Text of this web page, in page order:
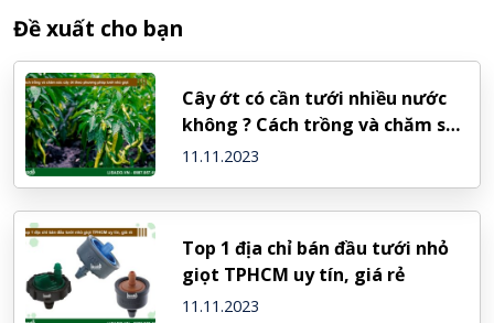
Đề xuất cho bạn
Cây ớt có cần tưới nhiều nước
không ? Cách trồng và chăm sóc
cây ớt tại Lisado
11.11.2023
Top 1 địa chỉ bán đầu tưới nhỏ
giọt TPHCM uy tín, giá rẻ
11.11.2023